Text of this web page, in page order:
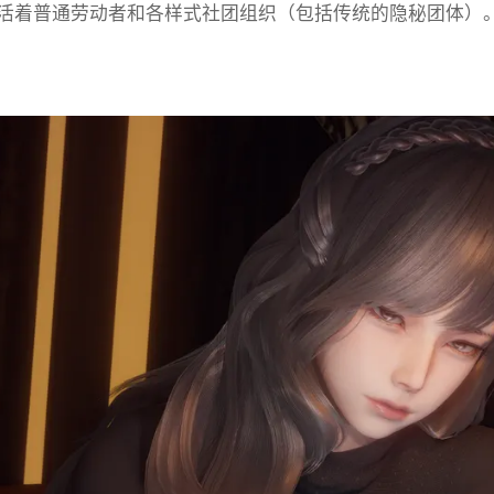
着普通劳动者和各样式社团组织（包括传统的隐秘团体）